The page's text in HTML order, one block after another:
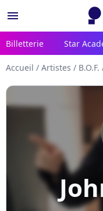
menu
Billetterie Star
Accueil / Artistes / B.O.F.